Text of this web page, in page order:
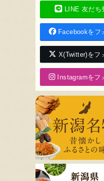
LINE 友だち
Facebookをフ
X(Twitter)をフ
Instagramをフ